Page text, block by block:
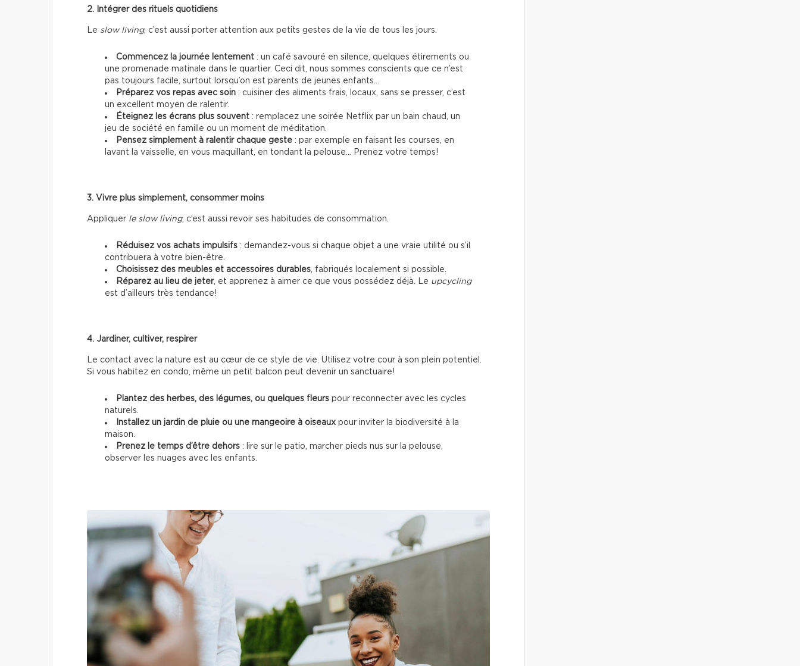
2. Intégrer des rituels quotidiens
Le slow living, c’est aussi porter attention aux petits gestes de la vie de tous les jours.
Commencez la journée lentement : un café savouré en silence, quelques étirements ou
une promenade matinale dans le quartier. Ceci dit, nous sommes conscients que ce n’est
pas toujours facile, surtout lorsqu’on est parents de jeunes enfants…
Préparez vos repas avec soin : cuisiner des aliments frais, locaux, sans se presser, c’est
un excellent moyen de ralentir.
Éteignez les écrans plus souvent : remplacez une soirée Netflix par un bain chaud, un
jeu de société en famille ou un moment de méditation.
Pensez simplement à ralentir chaque geste : par exemple en faisant les courses, en
lavant la vaisselle, en vous maquillant, en tondant la pelouse… Prenez votre temps!
3. Vivre plus simplement, consommer moins
Appliquer le slow living, c’est aussi revoir ses habitudes de consommation.
Réduisez vos achats impulsifs : demandez-vous si chaque objet a une vraie utilité ou s’il
contribuera à votre bien-être.
Choisissez des meubles et accessoires durables, fabriqués localement si possible.
Réparez au lieu de jeter, et apprenez à aimer ce que vous possédez déjà. Le upcycling
est d’ailleurs très tendance!
4. Jardiner, cultiver, respirer
Le contact avec la nature est au cœur de ce style de vie. Utilisez votre cour à son plein potentiel.
Si vous habitez en condo, même un petit balcon peut devenir un sanctuaire!
Plantez des herbes, des légumes, ou quelques fleurs pour reconnecter avec les cycles
naturels.
Installez un jardin de pluie ou une mangeoire à oiseaux pour inviter la biodiversité à la
maison.
Prenez le temps d’être dehors : lire sur le patio, marcher pieds nus sur la pelouse,
observer les nuages avec les enfants.